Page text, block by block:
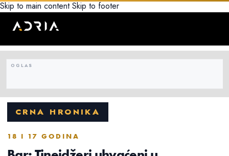
Skip to main content Skip to footer
CRNA HRONIKA
18 I 17 GODINA